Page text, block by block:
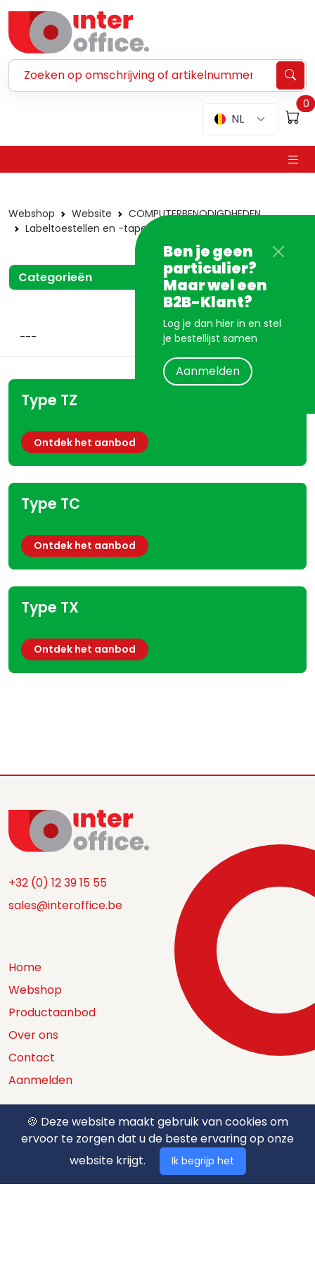
NL
0
Ben je geen
particulier?
Maar wel een
B2B-Klant?
Log je dan hier in en stel
je bestellijst samen
Aanmelden
Webshop Website
COMPUTERBENODIGDHEDEN
Labeltoestellen en -tapes
Categorieën
Type TZ
Ontdek het aanbod
Type TC
Ontdek het aanbod
Type TX
Ontdek het aanbod
+32 (0) 12 39 15 55
sales@interoffice.be
Home
Webshop
Productaanbod
Over ons
Contact
Aanmelden
Catalogus
Nuttige documenten
Privacy policy
🍪 Deze website maakt gebruik van cookies om
ervoor te zorgen dat u de beste ervaring op onze
website krijgt.
Ik begrijp het